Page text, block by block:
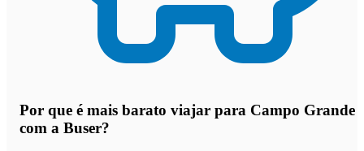
Por que é mais barato viajar para Campo Grande
com a Buser?